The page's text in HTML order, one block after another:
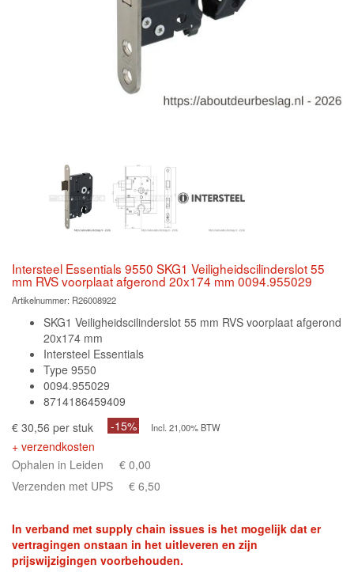
Intersteel Essentials 9550 SKG1 Veiligheidscilinderslot 55
mm RVS voorplaat afgerond 20x174 mm 0094.955029
Artikelnummer: R26008922
SKG1 Veiligheidscilinderslot 55 mm RVS voorplaat afgerond
20x174 mm
Intersteel Essentials
Type 9550
0094.955029
8714186459409
€ 30,56 per stuk
-15% Incl. 21,00% BTW
+ verzendkosten
Ophalen in Leiden
€ 0,00
Verzenden met UPS
€ 6,50
In verband met supply chain issues is het mogelijk dat er
vertragingen onstaan in het uitleveren en zijn
prijswijzigingen voorbehouden.